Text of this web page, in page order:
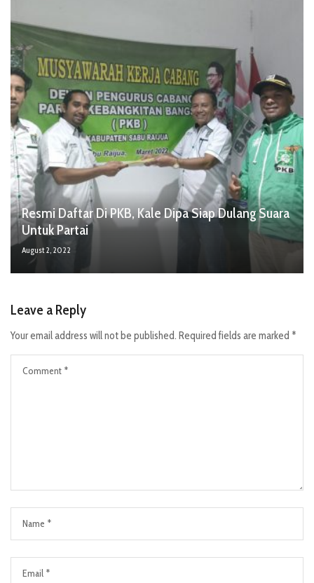
Resmi Daftar Di PKB, Kale Dipa Siap Dulang Suara
Untuk Partai
August 2, 2022
Leave a Reply
Your email address will not be published. Required fields are marked *